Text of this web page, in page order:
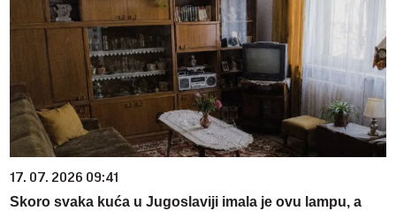
17. 07. 2026 09:41
Skoro svaka kuća u Jugoslaviji imala je ovu lampu, a